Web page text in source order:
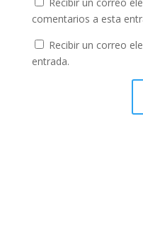
comentarios a esta
Recibir un correo
entrada.